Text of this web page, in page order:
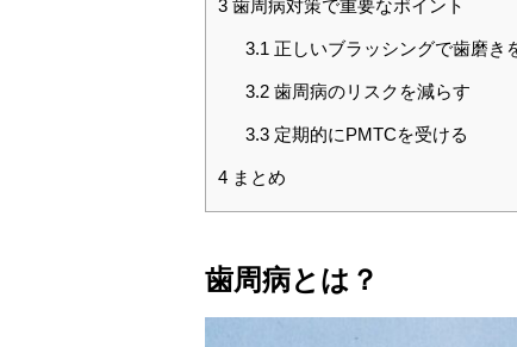
3 歯周病対策で重要なポイント
3.1 正しいブラッシングで歯磨き
3.2歯周病のリスクを減らす
3.3定期的にPMTCを受ける
4 まとめ
歯周病とは？